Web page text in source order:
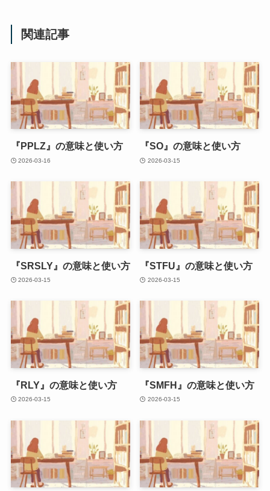
関連記事
『PPLZ』の意味と使い方
2026-03-16
『SO』の意味と使い方
2026-03-15
『SRSLY』の意味と使い方
2026-03-15
『STFU』の意味と使い方
2026-03-15
『RLY』の意味と使い方
2026-03-15
『SMFH』の意味と使い方
2026-03-15